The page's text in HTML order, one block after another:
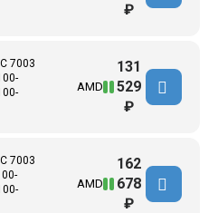
₽
7003
AMD
131
529
₽
7003
AMD
162
678
₽